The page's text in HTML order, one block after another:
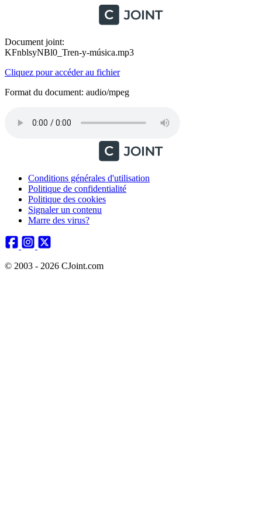
Document joint:
KFnblsyNBl0_Tren-y-música.mp3
Cliquez pour accéder au fichier
Format du document: audio/mpeg
Conditions générales d'utilisation
Politique de confidentialité
Politique des cookies
Signaler un contenu
Marre des virus?
© 2003 - 2026 CJoint.com